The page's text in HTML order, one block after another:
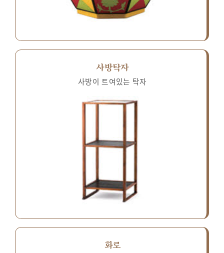
사방탁자
사방이 트여있는 탁자
화로